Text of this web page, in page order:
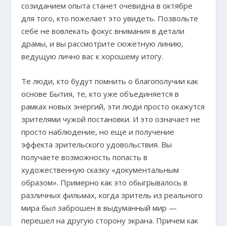
созиданием опыта станет очевидна в октябре
для того, кто пожелает это увидеть. Позвольте
себе не вовлекать фокус внимания в детали
драмы, и вы рассмотрите сюжетную линию,
ведущую лично вас к хорошему итогу.
Те люди, кто будут помнить о благополучии как
основе Бытия, те, кто уже объединяется в
рамках новых энергий, эти люди просто окажутся
зрителями чужой постановки. И это означает не
просто наблюдение, но еще и получение
эффекта зрительского удовольствия. Вы
получаете возможность попасть в
художественную сказку «документальным
образом». Примерно как это обыгрывалось в
различных фильмах, когда зритель из реального
мира был заброшен в выдуманный мир —
перешел на другую сторону экрана. Причем как